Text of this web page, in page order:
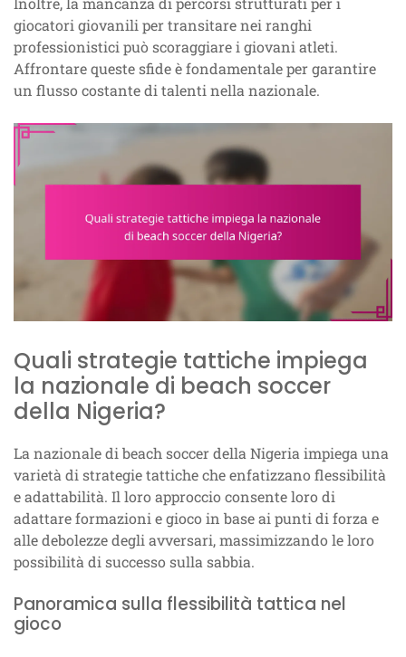
giocatori giovanili per transitare nei ranghi
professionistici può scoraggiare i giovani atleti.
Affrontare queste sfide è fondamentale per garantire
un flusso costante di talenti nella nazionale.
Quali strategie tattiche impiega
la nazionale di beach soccer
della Nigeria?
La nazionale di beach soccer della Nigeria impiega una
varietà di strategie tattiche che enfatizzano flessibilità
e adattabilità. Il loro approccio consente loro di
adattare formazioni e gioco in base ai punti di forza e
alle debolezze degli avversari, massimizzando le loro
possibilità di successo sulla sabbia.
Panoramica sulla flessibilità tattica nel
gioco